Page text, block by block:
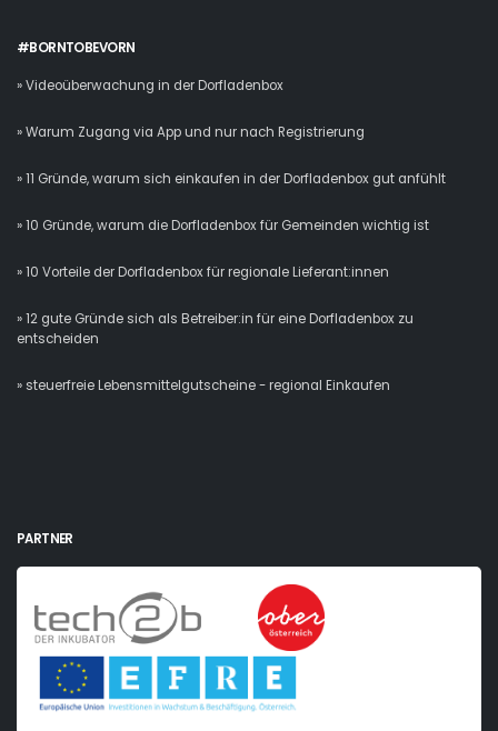
#BORNTOBEVORN
» Videoüberwachung in der Dorfladenbox
» Warum Zugang via App und nur nach Registrierung
» 11 Gründe, warum sich einkaufen in der Dorfladenbox gut anfühlt
» 10 Gründe, warum die Dorfladenbox für Gemeinden wichtig ist
» 10 Vorteile der Dorfladenbox für regionale Lieferant:innen
» 12 gute Gründe sich als Betreiber:in für eine Dorfladenbox zu
entscheiden
» steuerfreie Lebensmittelgutscheine - regional Einkaufen
PARTNER